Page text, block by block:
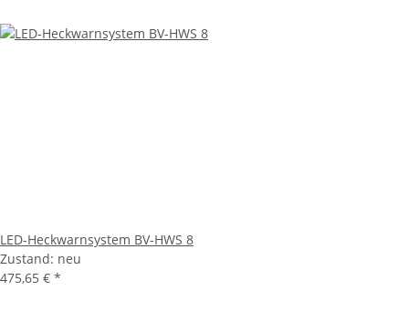
LED-Heckwarnsystem BV-HWS 8
Zustand: neu
475,65 € *